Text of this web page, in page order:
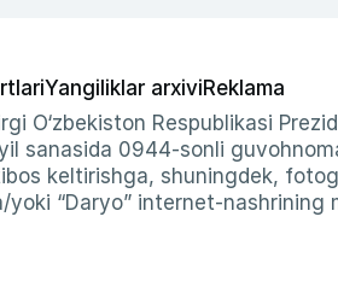
Yangiliklar arxiviReklama
O‘zbekiston Respublikasi
sanasida 0944-sonli
keltirishga, shuningdek,
“Daryo” internet-nashrining